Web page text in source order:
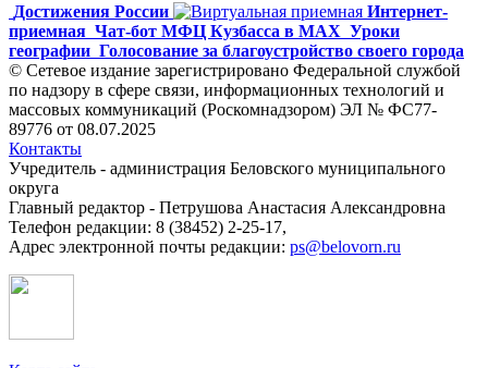
Достижения России
Интернет-
приемная Чат-бот МФЦ Кузбасса в MAX Уроки
географии Голосование за благоустройство своего города
© Сетевое издание зарегистрировано Федеральной службой
по надзору в сфере связи, информационных технологий и
массовых коммуникаций (Роскомнадзором) ЭЛ № ФС77-
89776 от 08.07.2025
Контакты
Учредитель - администрация Беловского муниципального
округа
Главный редактор - Петрушова Анастасия Александровна
Телефон редакции: 8 (38452) 2-25-17,
Адрес электронной почты редакции: ps@belovorn.ru